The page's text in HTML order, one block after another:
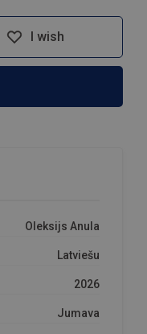
I wish
Oleksijs Anula
Latviešu
2026
Jumava